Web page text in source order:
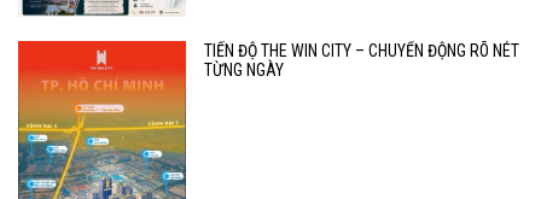
TIẾN ĐỘ THE WIN CITY – CHUYỂN ĐỘNG RÕ NÉT
TỪNG NGÀY